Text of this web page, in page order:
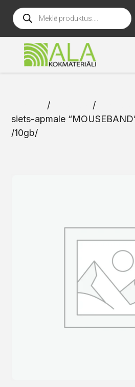
/ /
siets-apmale
/10gb/